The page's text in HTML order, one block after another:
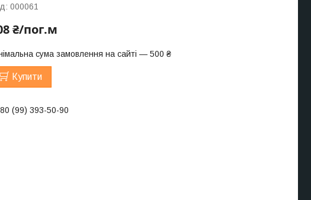
000061
₴/пог.м
сума замовлення на сайті — 500 ₴
Купити
(99) 393-50-90